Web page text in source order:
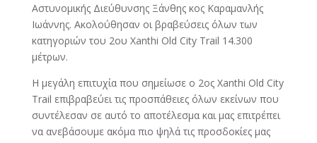
Αστυνομικής Διεύθυνσης Ξάνθης κος Καραμανλής
Ιωάννης. Ακολούθησαν οι βραβεύσεις όλων των
κατηγοριών του 2ου Xanthi Old City Trail 14.300
μέτρων.
Η μεγάλη επιτυχία που σημείωσε ο 2ος Xanthi Old City
Trail επιβραβεύει τις προσπάθειες όλων εκείνων που
συντέλεσαν σε αυτό το αποτέλεσμα και μας επιτρέπει
να ανεβάσουμε ακόμα πιο ψηλά τις προσδοκίες μας